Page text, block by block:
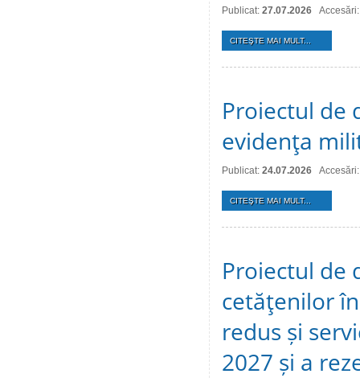
Publicat: 27.07.2026
CITEŞTE MAI MULT...
Proiectul de
evidenţa
Publicat: 24.07.2026
CITEŞTE MAI MULT...
Proiectul de
cetăţenilor
redus și
2027 și a